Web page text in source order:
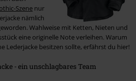
Szene nur
nämlich
Wahlweise mit Ketten, Nieten und
eine originelle Note verleihen. Warum
Lederjacke besitzen sollte, erfährst du hier!
- ein unschlagbares Team